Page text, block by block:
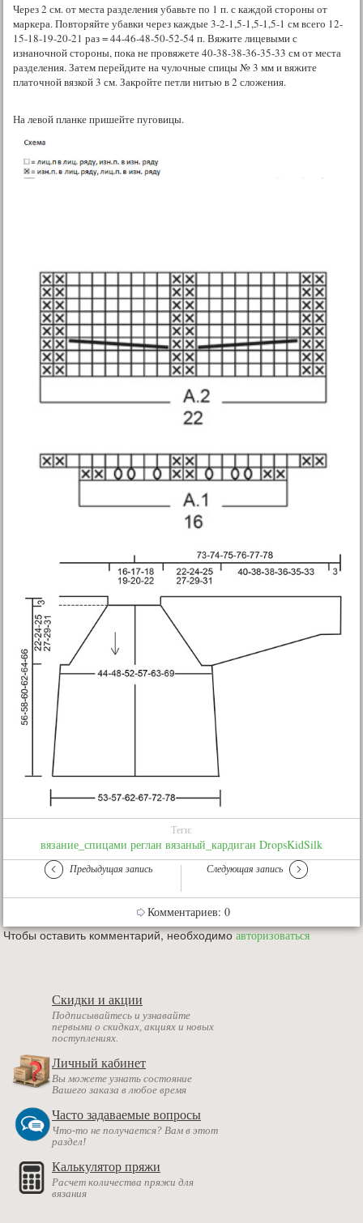
Через 2 см. от места разделения убавьте по 1 п. с каждой стороны от
маркера. Повторяйте убавки через каждые 3-2-1,5-1,5-1,5-1 см всего 12-
15-18-19-20-21 раз = 44-46-48-50-52-54 п. Вяжите лицевыми с
изнаночной стороны, пока не провяжете 40-38-38-36-35-33 см от места
разделения. Затем перейдите на чулочные спицы № 3 мм и вяжите
платочной вязкой 3 см. Закройте петли нитью в 2 сложения.
На левой планке пришейте пуговицы.
Теги:
вязание_спицами реглан вязаный_кардиган DropsKidSilk
Предыдущая запись Следующая запись
Комментариев: 0
Чтобы оставить комментарий, необходимоавторизоваться
Скидки и акции
Подписывайтесь и узнавайте
первыми о скидках, акциях и новых
поступлениях.
Личный кабинет
Вы можете узнать состояние
Вашего заказа в любое время
Часто задаваемые вопросы
Что-то не получается? Вам в этот
раздел!
Калькулятор пряжи
Расчет количества пряжи для
вязания